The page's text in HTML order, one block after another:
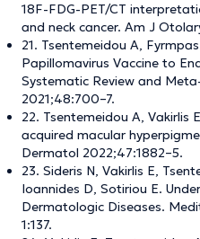
18F-FDG-PET/CT
and neck cancer. Am J
21. Tsentemeidou A,
Papillomavirus Vaccine to
Systematic Review and
2021;48:700–7.
22. Tsentemeidou A, Vakirlis
acquired macular
Dermatol 2022;47:1882–5.
23. Sideris N, Vakirlis E,
Ioannides D, Sotiriou E.
Dermatologic Diseases.
1:137.